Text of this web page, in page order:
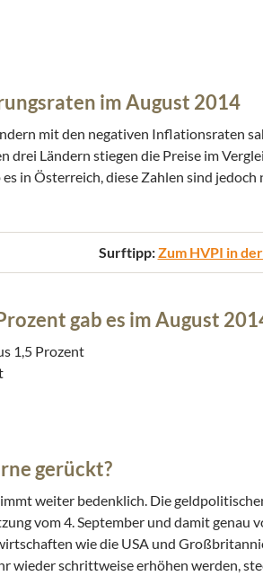
im August 2014
mit den negativen Inflationsraten
drei Ländern stiegen die Preise im
in Österreich, diese Zahlen sind
Surftipp:Zum HVPI in
gab es im August
1,5 Prozent
gerückt?
weiter bedenklich. Die
vom 4. September und damit genau
wie die USA und
wieder schrittweise erhöhen werden,